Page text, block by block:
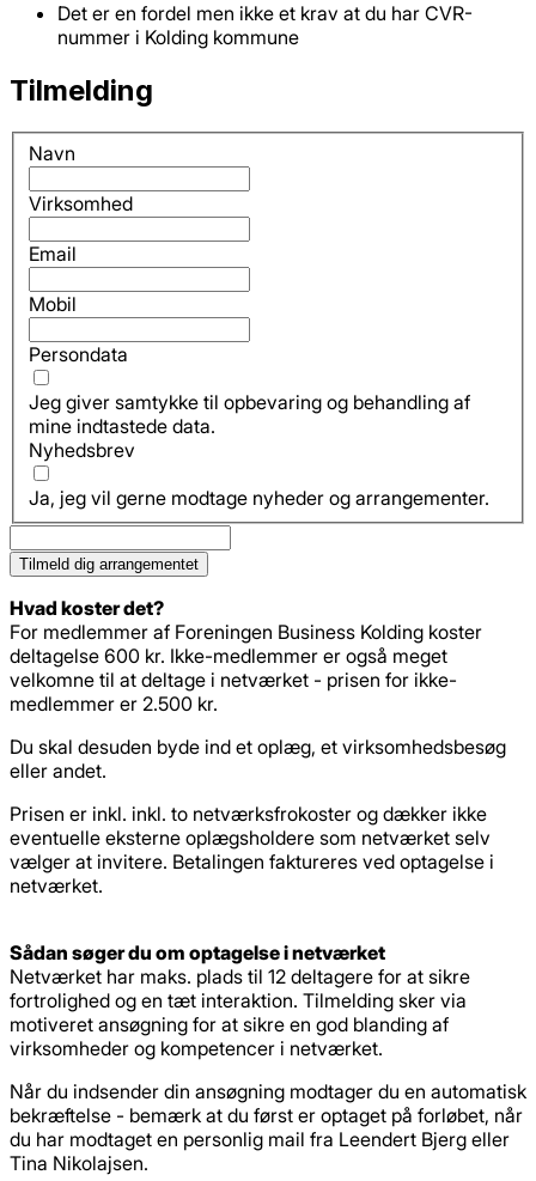
Det er en fordel men ikke et krav at du har CVR-
nummer i Kolding kommune
Tilmelding
Navn
Virksomhed
Email
Mobil
Persondata
Jeg giver samtykke til opbevaring og behandling af
mine indtastede data.
Nyhedsbrev
Ja, jeg vil gerne modtage nyheder og arrangementer.
Hvad koster det?
For medlemmer af Foreningen Business Kolding koster
deltagelse 600 kr. Ikke-medlemmer er også meget
velkomne til at deltage i netværket - prisen for ikke-
medlemmer er 2.500 kr.
Du skal desuden byde ind et oplæg, et virksomhedsbesøg
eller andet.
Prisen er inkl. inkl. to netværksfrokoster og dækker ikke
eventuelle eksterne oplægsholdere som netværket selv
vælger at invitere. Betalingen faktureres ved optagelse i
netværket.
Sådan søger du om optagelse i netværket
Netværket har maks. plads til 12 deltagere for at sikre
fortrolighed og en tæt interaktion. Tilmelding sker via
motiveret ansøgning for at sikre en god blanding af
virksomheder og kompetencer i netværket.
Når du indsender din ansøgning modtager du en automatisk
bekræftelse - bemærk at du først er optaget på forløbet, når
du har modtaget en personlig mail fra Leendert Bjerg eller
Tina Nikolajsen.